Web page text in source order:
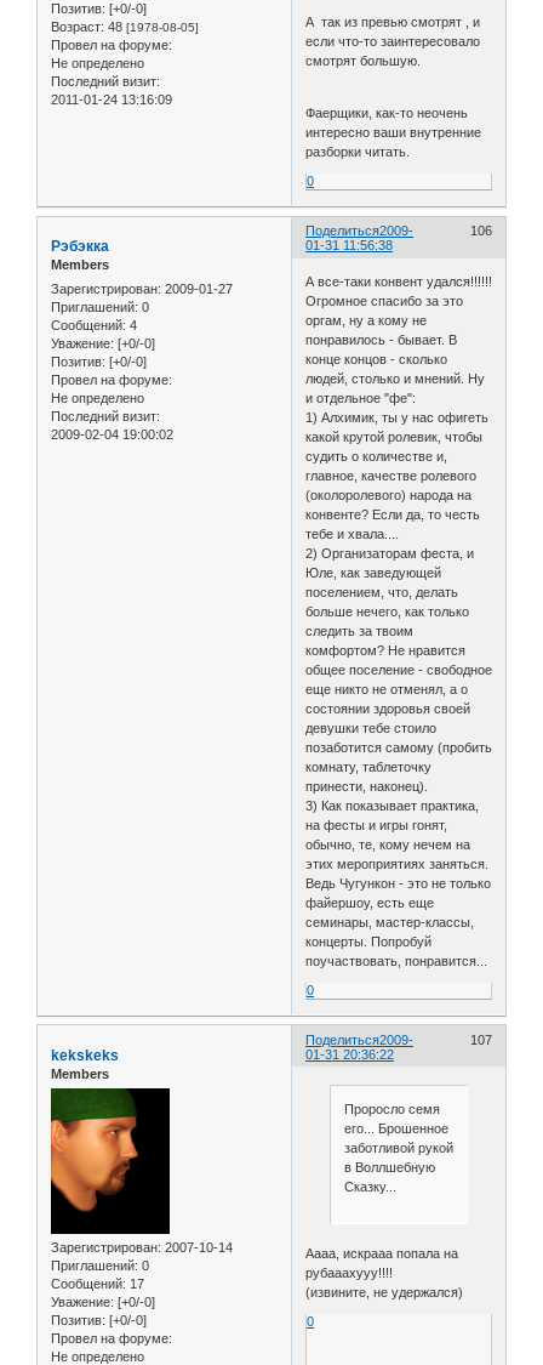
Позитив: [+0/-0]
Возраст: 48 [1978-08-05]
Провел на форуме:
Не определено
Последний визит:
2011-01-24 13:16:09
А так из превью смотрят , и
если что-то заинтересовало
смотрят большую.
Фаерщики, как-то неочень
интересно ваши внутренние
разборки читать.
0
Поделиться 106
2009-
01-31 11:56:38
Рэбэкка
Members
Зарегистрирован: 2009-01-27
Приглашений: 0
Сообщений: 4
Уважение: [+0/-0]
Позитив: [+0/-0]
Провел на форуме:
Не определено
Последний визит:
2009-02-04 19:00:02
А все-таки конвент удался!!!!!!
Огромное спасибо за это
оргам, ну а кому не
понравилось - бывает. В
конце концов - сколько
людей, столько и мнений. Ну
и отдельное "фе":
1) Алхимик, ты у нас офигеть
какой крутой ролевик, чтобы
судить о количестве и,
главное, качестве ролевого
(околоролевого) народа на
конвенте? Если да, то честь
тебе и хвала....
2) Организаторам феста, и
Юле, как заведующей
поселением, что, делать
больше нечего, как только
следить за твоим
комфортом? Не нравится
общее поселение - свободное
еще никто не отменял, а о
состоянии здоровья своей
девушки тебе стоило
позаботится самому (пробить
комнату, таблеточку
принести, наконец).
3) Как показывает практика,
на фесты и игры гонят,
обычно, те, кому нечем на
этих мероприятиях заняться.
Ведь Чугункон - это не только
файершоу, есть еще
семинары, мастер-классы,
концерты. Попробуй
поучаствовать, понравится...
0
Поделиться 107
2009-
01-31 20:36:22
kekskeks
Members
Зарегистрирован: 2007-10-14
Приглашений: 0
Сообщений: 17
Уважение: [+0/-0]
Позитив: [+0/-0]
Провел на форуме:
Не определено
Проросло семя
его... Брошенное
заботливой рукой
в Воллшебную
Сказку...
Аааа, искрааа попала на
рубааахууу!!!!
(извините, не удержался)
0